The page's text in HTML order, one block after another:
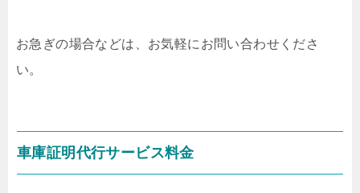
お急ぎの場合などは、お気軽にお問い合わせくださ
い。
車庫証明代行サービス料金